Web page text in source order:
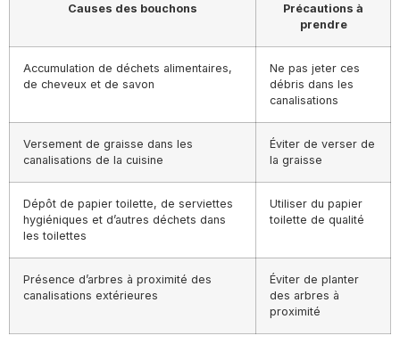
Causes des bouchons
Précautions à
prendre
Accumulation de déchets alimentaires,
de cheveux et de savon
Ne pas jeter ces
débris dans les
canalisations
Versement de graisse dans les
canalisations de la cuisine
Éviter de verser de
la graisse
Dépôt de papier toilette, de serviettes
hygiéniques et d’autres déchets dans
les toilettes
Utiliser du papier
toilette de qualité
Présence d’arbres à proximité des
canalisations extérieures
Éviter de planter
des arbres à
proximité